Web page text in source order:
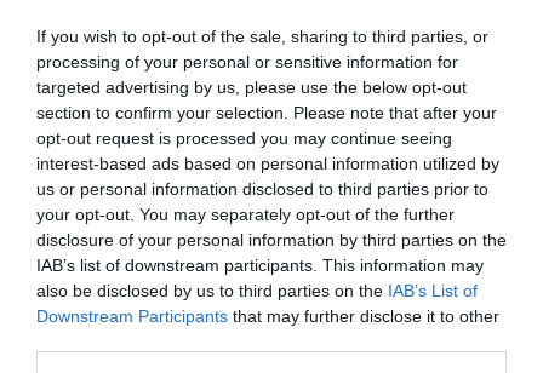
If you wish to opt-out of the sale, sharing to third parties, or
processing of your personal or sensitive information for
targeted advertising by us, please use the below opt-out
section to confirm your selection. Please note that after your
opt-out request is processed you may continue seeing
interest-based ads based on personal information utilized by
us or personal information disclosed to third parties prior to
your opt-out. You may separately opt-out of the further
disclosure of your personal information by third parties on the
IAB’s list of downstream participants. This information may
also be disclosed by us to third parties on the IAB’s List of
Downstream Participants that may further disclose it to other
propias siglas.